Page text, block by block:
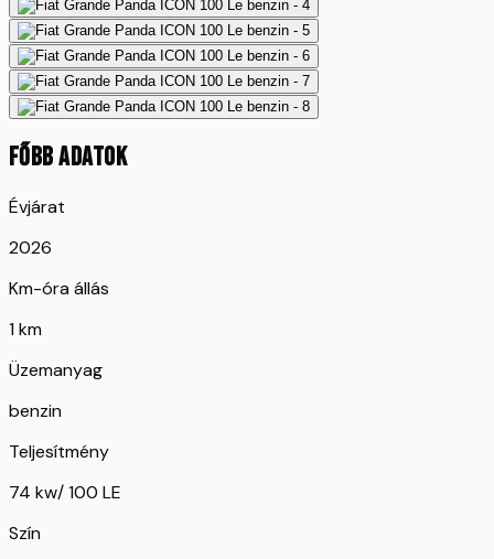
FŐBB ADATOK
Évjárat
2026
Km-óra állás
1 km
Üzemanyag
benzin
Teljesítmény
74 kw/ 100 LE
Szín